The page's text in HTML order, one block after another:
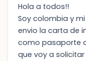
Hola a todos!!
Soy colombia y
envio la carta de
como pasaporte
que voy a